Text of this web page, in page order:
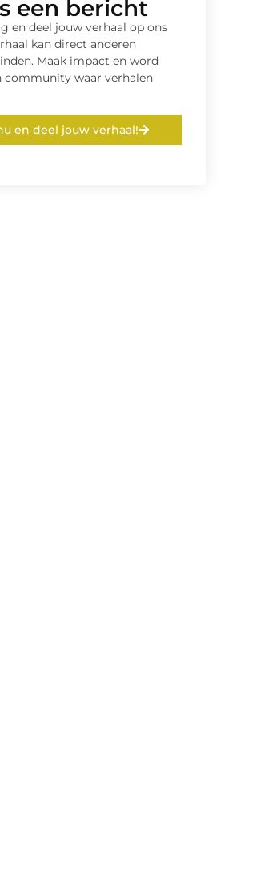
een bericht
en deel jouw verhaal op ons
kan direct anderen
Maak impact en word
community waar verhalen
en deel jouw verhaal!